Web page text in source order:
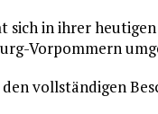
sich in ihrer
Vorpommern
vollständigen